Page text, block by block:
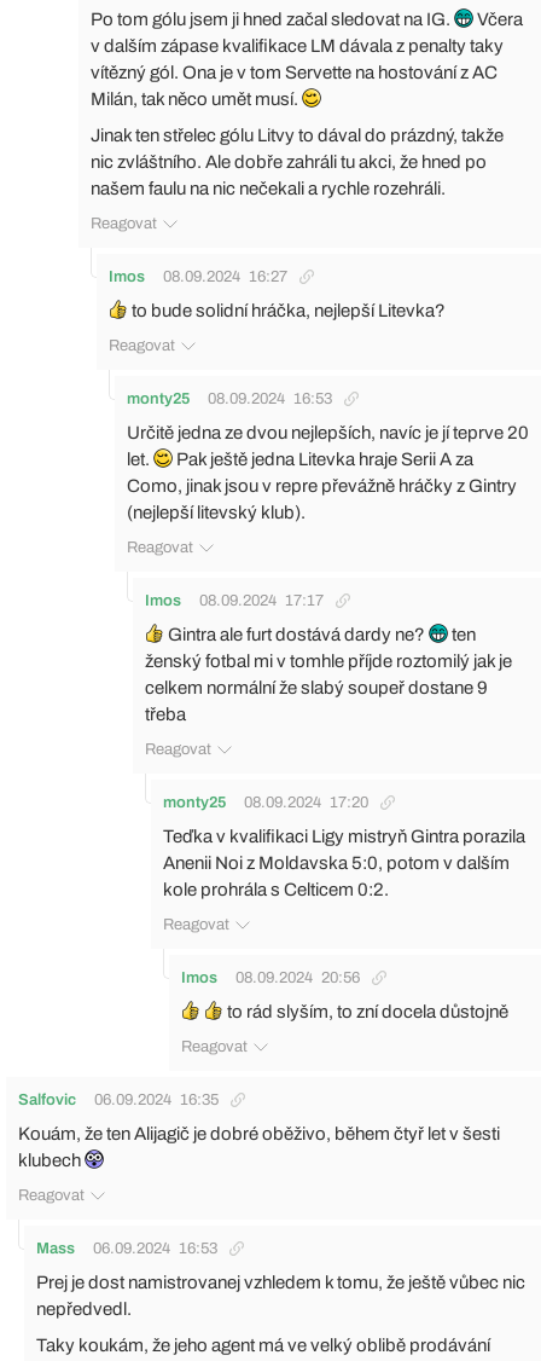
Po tom gólu jsem ji hned začal sledovat na IG.
Včera
v dalším zápase kvalifikace LM dávala z penalty taky
vítězný gól. Ona je v tom Servette na hostování z AC
Milán, tak něco umět musí.
Jinak ten střelec gólu Litvy to dával do prázdný, takže
nic zvláštního. Ale dobře zahráli tu akci, že hned po
našem faulu na nic nečekali a rychle rozehráli.
Reagovat
Imos 08.09.2024 16:27
to bude solidní hráčka, nejlepší Litevka?
Reagovat
monty25 08.09.2024 16:53
Určitě jedna ze dvou nejlepších, navíc je jí teprve 20
let.
Pak ještě jedna Litevka hraje Serii A za
Como, jinak jsou v repre převážně hráčky z Gintry
(nejlepší litevský klub).
Reagovat
Imos 08.09.2024 17:17
Gintra ale furt dostává dardy ne?
ten
ženský fotbal mi v tomhle příjde roztomilý jak je
celkem normální že slabý soupeř dostane 9
třeba
Reagovat
monty25 08.09.2024 17:20
Teďka v kvalifikaci Ligy mistryň Gintra porazila
Anenii Noi z Moldavska 5:0, potom v dalším
kole prohrála s Celticem 0:2.
Reagovat
Imos 08.09.2024 20:56
to rád slyším, to zní docela důstojně
Reagovat
Salfovic 06.09.2024 16:35
Kouám, že ten Alijagič je dobré oběživo, během čtyř let v šesti
klubech
Reagovat
Mass 06.09.2024 16:53
Prej je dost namistrovanej vzhledem k tomu, že ještě vůbec nic
nepředvedl.
Taky koukám, že jeho agent má ve velký oblibě prodávání